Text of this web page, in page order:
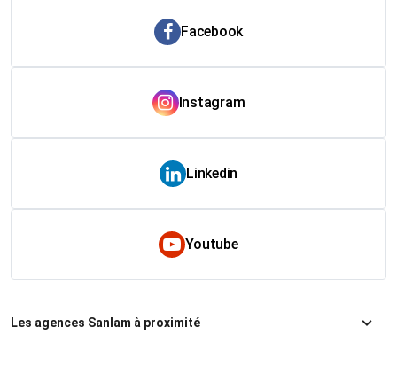
Facebook
Instagram
Linkedin
Youtube
Les agences Sanlam à proximité